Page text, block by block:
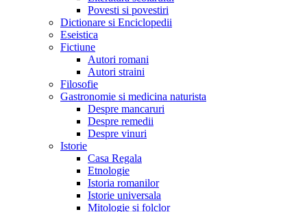
Povesti si povestiri
Dictionare si Enciclopedii
Eseistica
Fictiune
Autori romani
Autori straini
Filosofie
Gastronomie si medicina naturista
Despre mancaruri
Despre remedii
Despre vinuri
Istorie
Casa Regala
Etnologie
Istoria romanilor
Istorie universala
Mitologie si folclor